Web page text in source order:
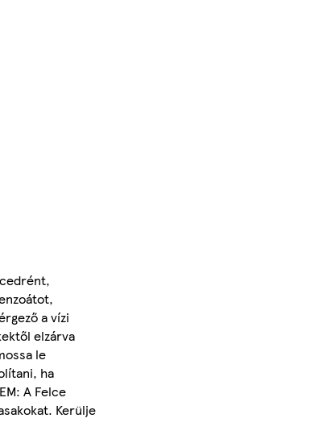
a vízi
elzárva
le
ha
A Felce
Kerülje